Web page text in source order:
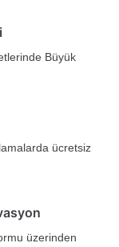
Büyük
ücretsiz
üzerinden